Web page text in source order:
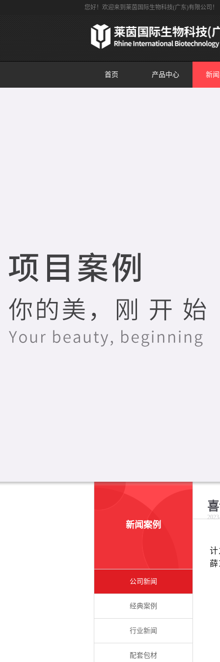
您好！欢迎来到莱茵国际生物科技(广东)有限公司！
首页 产品中心 新
新闻案例
公司新闻
经典案例
行业新闻
配套包材
计